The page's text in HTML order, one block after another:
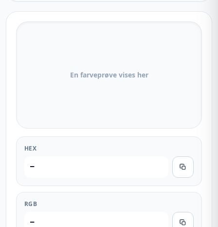
En farveprøve vises her
HEX
—
RGB
—